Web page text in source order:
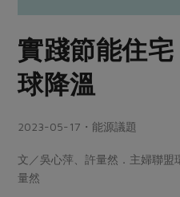
豆製品
肉品・水產
畜產肉類
水畜加工品
海鮮
常備菜
蔬食
蛋料理
料理方式
烘焙．點心
更多預購活動
合作25-精選產品第四彈
主婦食堂
社內大小事
產品故事
樂齡生活
廚房瑜伽
關注議題
關於我們
合作社組織
產品檢驗
實踐節能住
球降溫
2023-05-17・能源議題
文／吳心萍、許量然．主婦聯
量然